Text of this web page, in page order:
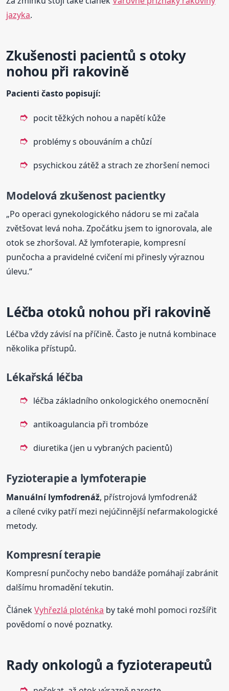
jazyka.
Zkušenosti pacientů s otoky
nohou při rakovině
Pacienti často popisují:
pocit těžkých nohou a napětí kůže
problémy s obouváním a chůzí
psychickou zátěž a strach ze zhoršení nemoci
Modelová zkušenost pacientky
„Po operaci gynekologického nádoru se mi začala
zvětšovat levá noha. Zpočátku jsem to ignorovala, ale
otok se zhoršoval. Až lymfoterapie, kompresní
punčocha a pravidelné cvičení mi přinesly výraznou
úlevu.“
Léčba otoků nohou při rakovině
Léčba vždy závisí na příčině. Často je nutná kombinace
několika přístupů.
Lékařská léčba
léčba základního onkologického onemocnění
antikoagulancia při trombóze
diuretika (jen u vybraných pacientů)
Fyzioterapie a lymfoterapie
Manuální lymfodrenáž, přístrojová lymfodrenáž
a cílené cviky patří mezi nejúčinnější nefarmakologické
metody.
Kompresní terapie
Kompresní punčochy nebo bandáže pomáhají zabránit
dalšímu hromadění tekutin.
ČlánekVyhřezlá ploténka by také mohl pomoci rozšířit
povědomí o nové poznatky.
Rady onkologů a fyzioterapeutů